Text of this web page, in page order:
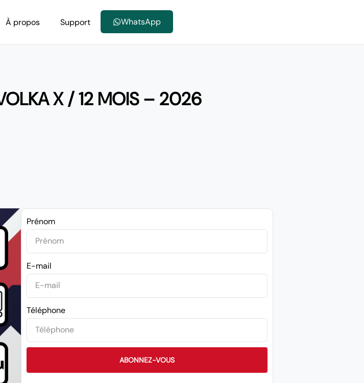
À propos Support WhatsApp
X / 12 MOIS – 2026
Prénom
E-mail
Téléphone
ABONNEZ-VOUS